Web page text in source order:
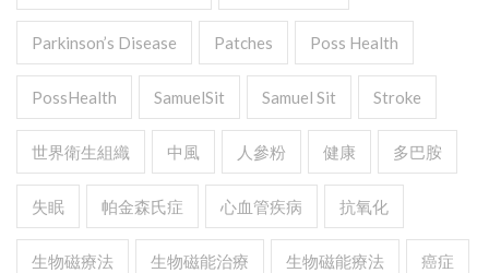
Parkinson’s Disease Patches Poss Health
PossHealth SamuelSit Samuel Sit Stroke
世界衛生組織 中風 人參粉 健康 多巴胺
失眠 帕金森氏症 心血管疾病 抗氧化
生物磁療法 生物磁能治療 生物磁能療法 癌症